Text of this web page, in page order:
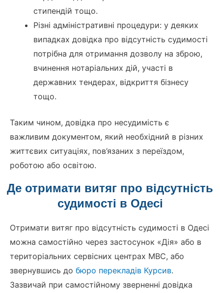
стипендій тощо.
Різні адміністративні процедури: у деяких
випадках довідка про відсутність судимості
потрібна для отримання дозволу на зброю,
вчинення нотаріальних дій, участі в
державних тендерах, відкриття бізнесу
тощо.
Таким чином, довідка про несудимість є
важливим документом, який необхідний в різних
життєвих ситуаціях, пов’язаних з переїздом,
роботою або освітою.
Де отримати витяг про відсутність
судимості в Одесі
Отримати витяг про відсутність судимості в Одесі
можна самостійно через застосунок «Дія» або в
територіальних сервісних центрах МВС, або
звернувшись до бюро перекладів Курсив.
Зазвичай при самостійному зверненні довідка